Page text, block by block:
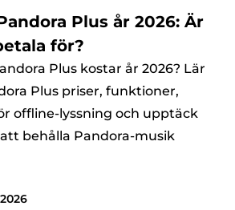
Plus år 2026: Är
för?
Plus kostar år 2026? Lär
Plus priser, funktioner,
offline-lyssning och upptäck
behålla Pandora-musik